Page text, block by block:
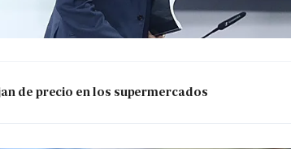
de precio en los supermercados